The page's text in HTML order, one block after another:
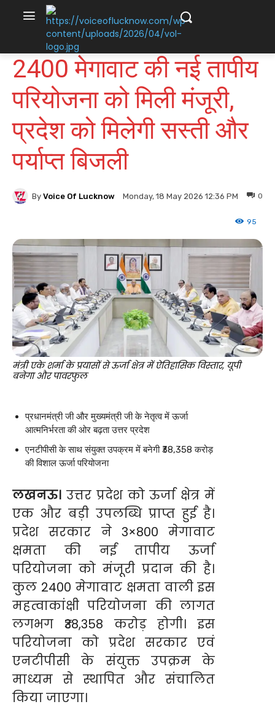
2400 मेगावाट की नई तापीय
परियोजना को मिली मंजूरी,
प्रदेश को मिलेगी सस्ती और
पर्याप्त बिजली
By Voice Of Lucknow Monday, 18 May 2026 12:36 PM 0
95
मंत्री एके शर्मा के प्रयासों से ऊर्जा क्षेत्र में ऐतिहासिक विस्तार, यूपी
बनेगा और पावरफुल
प्रधानमंत्री जी और मुख्यमंत्री जी के नेतृत्व में ऊर्जा
आत्मनिर्भरता की ओर बढ़ता उत्तर प्रदेश
एनटीपीसी के साथ संयुक्त उपक्रम में बनेगी ₹38,358 करोड़
की विशाल ऊर्जा परियोजना
लखनऊ। उत्तर प्रदेश को ऊर्जा क्षेत्र में
एक और बड़ी उपलब्धि प्राप्त हुई है।
प्रदेश सरकार ने 3×800 मेगावाट
क्षमता की नई तापीय ऊर्जा
परियोजना को मंजूरी प्रदान की है।
कुल 2400 मेगावाट क्षमता वाली इस
महत्वाकांक्षी परियोजना की लागत
लगभग ₹38,358 करोड़ होगी। इस
परियोजना को प्रदेश सरकार एवं
एनटीपीसी के संयुक्त उपक्रम के
माध्यम से स्थापित और संचालित
किया जाएगा।